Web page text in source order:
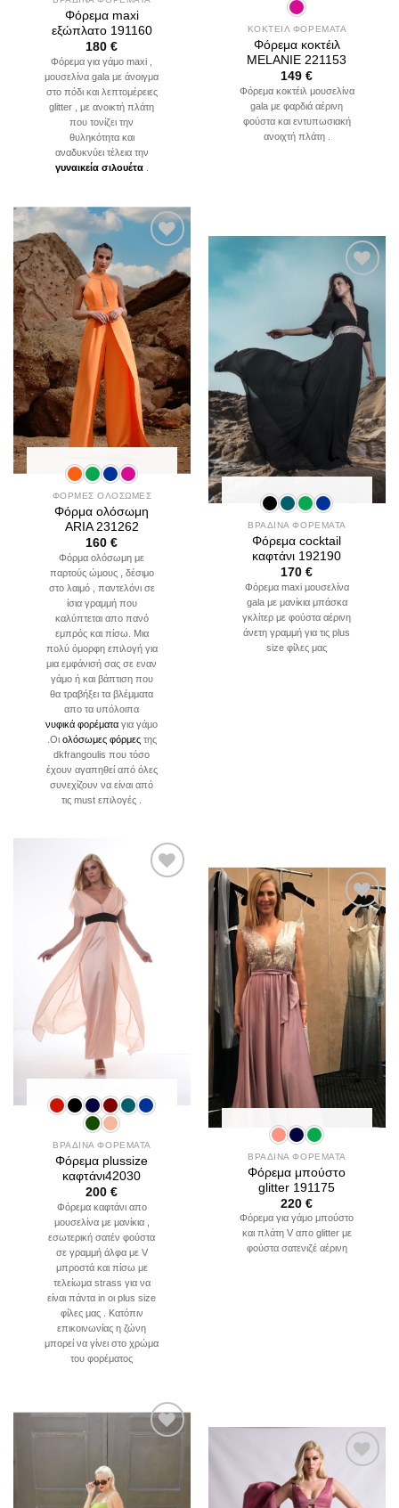
Φόρεμα maxi
εξώπλατο 191160
180€
Φόρεμα για γάμο maxi ,
μουσελίνα gala με άνοιγμα
στο πόδι και λεπτομέρειες
glitter , με ανοικτή πλάτη
που τονίζει την
θυληκότητα και
αναδυκνύει τέλεια την
γυναικεία σιλουέτα.
ΚΟΚΤΕΙΛ ΦΟΡΕΜΑΤΑ
Φόρεμα κοκτέιλ
MELANIE 221153
149€
Φόρεμα κοκτέιλ μουσελίνα
gala με φαρδιά αέρινη
φούστα και εντυπωσιακή
ανοιχτή πλάτη .
Add to
wishlist
ΦΟΡΜΕΣ ΟΛΟΣΩΜΕΣ
Φόρμα ολόσωμη
ARIA 231262
160€
Φόρμα ολόσωμη με
παρτούς ώμους , δέσιμο
στο λαιμό , παντελόνι σε
ίσια γραμμή που
καλύπτεται απο πανό
εμπρός και πίσω. Μια
πολύ όμορφη επιλογή για
μια εμφάνισή σας σε εναν
γάμο ή και βάπτιση που
θα τραβήξει τα βλέμματα
απο τα υπόλοιπα
νυφικά φορέματα για γάμο
.Οι ολόσωμες φόρμεςτης
dkfrangoulis που τόσο
έχουν αγαπηθεί από όλες
συνεχίζουν να είναι από
τις must επιλογές .
Add to
wishlist
ΒΡΑΔΙΝΑ ΦΟΡΕΜΑΤΑ
Φόρεμα cocktail
καφτάνι 192190
170€
Φόρεμα maxi μουσελίνα
gala με μανίκια μπάσκα
γκλίτερ με φούστα αέρινη
άνετη γραμμή για τις plus
size φίλες μας
ΒΡΑΔΙΝΑ ΦΟΡΕΜΑΤΑ
Φόρεμα plussize
καφτάνι42030
200€
Φόρεμα καφτάνι απο
μουσελίνα με μανίκια ,
εσωτερική σατέν φούστα
σε γραμμή άλφα με V
μπροστά και πίσω με
τελείωμα strass για να
είναι πάντα in οι plus size
φίλες μας . Κατόπιν
επικοινωνίας η ζώνη
μπορεί να γίνει στο χρώμα
του φορέματος
Add to
wishlist
ΒΡΑΔΙΝΑ ΦΟΡΕΜΑΤΑ
Φόρεμα μπούστο
glitter 191175
220€
Φόρεμα για γάμο μπούστο
και πλάτη V απο glitter με
φούστα σατενιζέ αέρινη
Add to
wishlist